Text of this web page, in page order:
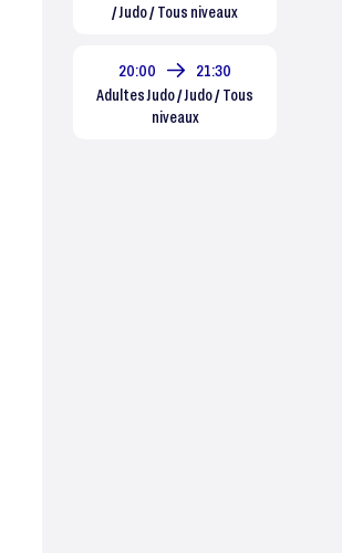
/ Judo / Tous niveaux
20:00
21:30
Adultes Judo / Judo / Tous
niveaux